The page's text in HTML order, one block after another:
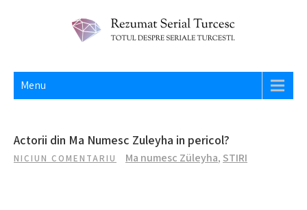
REZUMAT SERIAL TURCESC
Menu
Actorii din Ma Numesc Zuleyha in pericol?
NICIUN COMENTARIU Ma numesc Züleyha, STIRI